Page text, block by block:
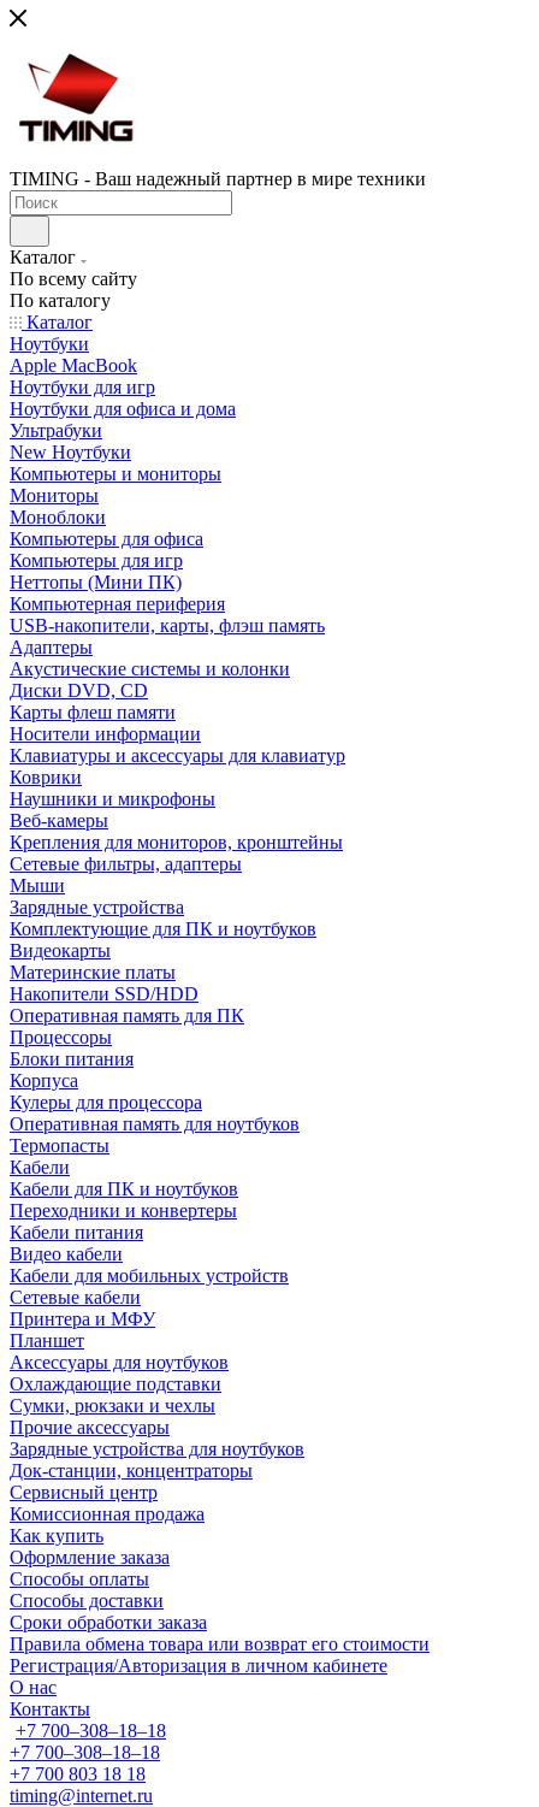
TIMING - Ваш надежный партнер в мире техники
Каталог
По всему сайту
По каталогу
Каталог
Ноутбуки
Apple MacBook
Ноутбуки для игр
Ноутбуки для офиса и дома
Ультрабуки
New Ноутбуки
Компьютеры и мониторы
Мониторы
Моноблоки
Компьютеры для офиса
Компьютеры для игр
Неттопы (Мини ПК)
Компьютерная периферия
USB-накопители, карты, флэш память
Адаптеры
Акустические системы и колонки
Диски DVD, CD
Карты флеш памяти
Носители информации
Клавиатуры и аксессуары для клавиатур
Коврики
Наушники и микрофоны
Веб-камеры
Крепления для мониторов, кронштейны
Сетевые фильтры, адаптеры
Мыши
Зарядные устройства
Комплектующие для ПК и ноутбуков
Видеокарты
Материнские платы
Накопители SSD/HDD
Оперативная память для ПК
Процессоры
Блоки питания
Корпуса
Кулеры для процессора
Оперативная память для ноутбуков
Термопасты
Кабели
Кабели для ПК и ноутбуков
Переходники и конвертеры
Кабели питания
Видео кабели
Кабели для мобильных устройств
Сетевые кабели
Принтера и МФУ
Планшет
Аксессуары для ноутбуков
Охлаждающие подставки
Сумки, рюкзаки и чехлы
Прочие аксессуары
Зарядные устройства для ноутбуков
Док-станции, концентраторы
Сервисный центр
Комиссионная продажа
Как купить
Оформление заказа
Способы оплаты
Способы доставки
Сроки обработки заказа
Правила обмена товара или возврат его стоимости
Регистрация/Авторизация в личном кабинете
О нас
Контакты
+7 700‒308‒18‒18
+7 700‒308‒18‒18
+7 700 803 18 18
timing@internet.ru